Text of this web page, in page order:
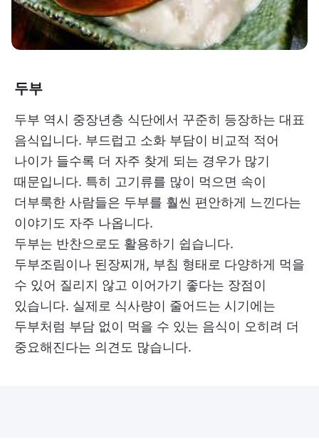
두부
두부 역시 중장년층 식단에서 꾸준히 등장하는 대표
음식입니다. 부드럽고 소화 부담이 비교적 적어
나이가 들수록 더 자주 찾게 되는 경우가 많기
때문입니다. 특히 고기류를 많이 먹으면 속이
더부룩한 사람들은 두부를 훨씬 편안하게 느낀다는
이야기도 자주 나옵니다.
두부는 반찬으로도 활용하기 쉽습니다.
두부조림이나 된장찌개, 부침 형태로 다양하게 먹을
수 있어 질리지 않고 이어가기 좋다는 장점이
있습니다. 실제로 식사량이 줄어드는 시기에는
두부처럼 부담 없이 먹을 수 있는 음식이 오히려 더
중요해진다는 의견도 많습니다.